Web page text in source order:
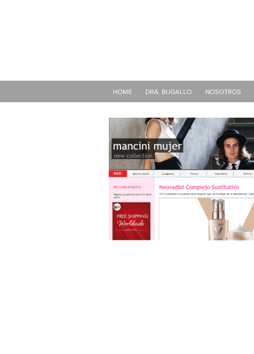
HOME DRA. BUGALLO NOSOTROS